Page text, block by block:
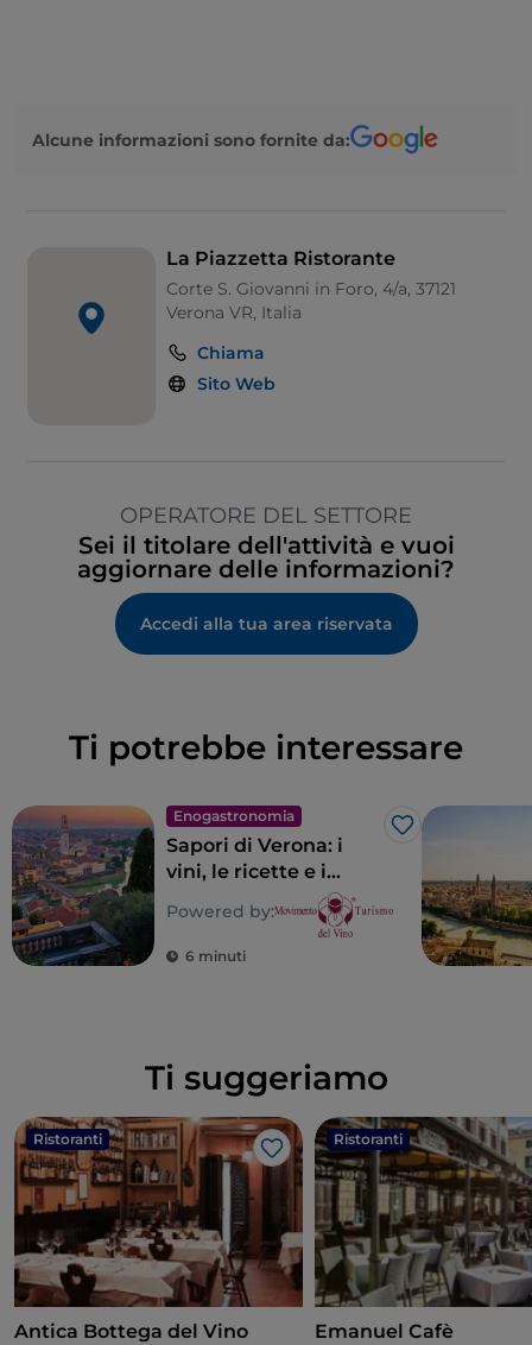
Alcune informazioni sono fornite da:
La Piazzetta Ristorante
Corte S. Giovanni in Foro, 4/a, 37121
Verona VR, Italia
Chiama
Sito Web
OPERATORE DEL SETTORE
Sei il titolare dell'attività e vuoi
aggiornare delle informazioni?
Accedi alla tua area riservata
Ti potrebbe interessare
Enogastronomia
Like
Sapori di Verona: i
vini, le ricette e i
luoghi del gusto del
veronese
Powered by:
6 minuti
Ti suggeriamo
Ristoranti
Like
Antica Bottega del Vino
Ristoranti
Emanuel Cafè